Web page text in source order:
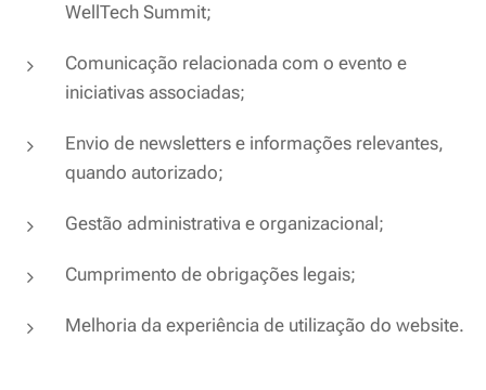
WellTech Summit;
Comunicação relacionada com o evento e
iniciativas associadas;
Envio de newsletters e informações relevantes,
quando autorizado;
Gestão administrativa e organizacional;
Cumprimento de obrigações legais;
Melhoria da experiência de utilização do website.